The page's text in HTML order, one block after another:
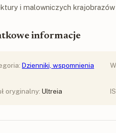
i malowniczych
informacje
Dzienniki, wspomnienia
oryginalny: Ultreia